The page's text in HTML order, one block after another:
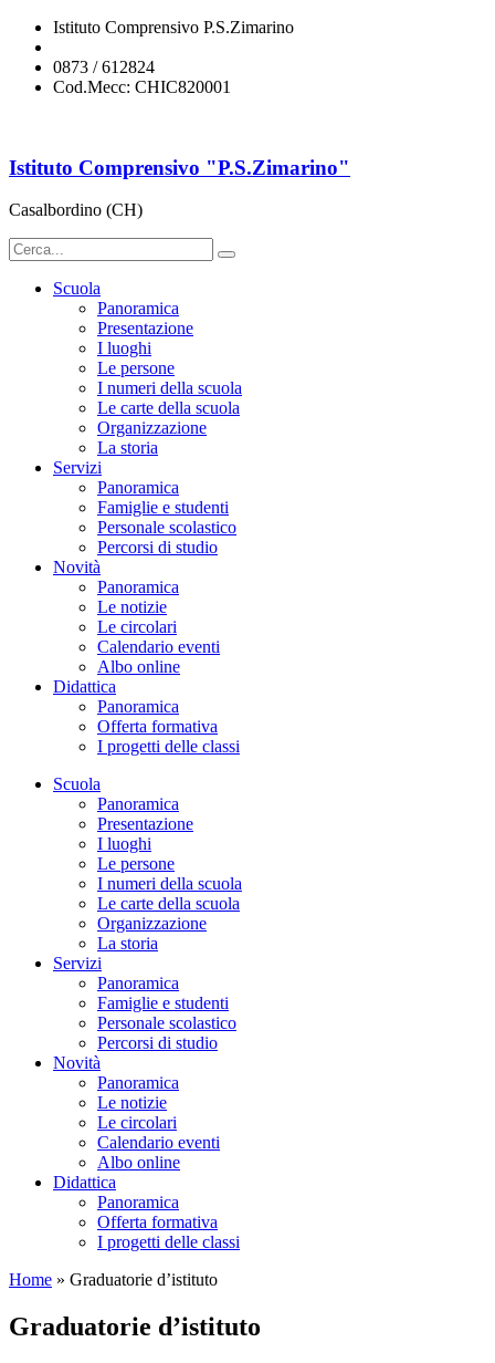
Istituto Comprensivo P.S.Zimarino
0873 / 612824
Cod.Mecc: CHIC820001
Istituto Comprensivo "P.S.Zimarino"
Casalbordino (CH)
Scuola
Panoramica
Presentazione
I luoghi
Le persone
I numeri della scuola
Le carte della scuola
Organizzazione
La storia
Servizi
Panoramica
Famiglie e studenti
Personale scolastico
Percorsi di studio
Novità
Panoramica
Le notizie
Le circolari
Calendario eventi
Albo online
Didattica
Panoramica
Offerta formativa
I progetti delle classi
Scuola
Panoramica
Presentazione
I luoghi
Le persone
I numeri della scuola
Le carte della scuola
Organizzazione
La storia
Servizi
Panoramica
Famiglie e studenti
Personale scolastico
Percorsi di studio
Novità
Panoramica
Le notizie
Le circolari
Calendario eventi
Albo online
Didattica
Panoramica
Offerta formativa
I progetti delle classi
Home » Graduatorie d’istituto
Graduatorie d’istituto